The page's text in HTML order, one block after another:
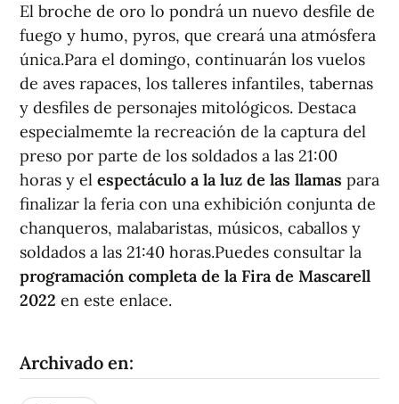
El broche de oro lo pondrá un nuevo desfile de
fuego y humo, pyros, que creará una atmósfera
única.Para el domingo, continuarán los vuelos
de aves rapaces, los talleres infantiles, tabernas
y desfiles de personajes mitológicos. Destaca
especialmemte la recreación de la captura del
preso por parte de los soldados a las 21:00
horas y el espectáculo a la luz de las llamas para
finalizar la feria con una exhibición conjunta de
chanqueros, malabaristas, músicos, caballos y
soldados a las 21:40 horas.Puedes consultar la
programación completa de la Fira de Mascarell
2022 en este enlace.
Archivado en: